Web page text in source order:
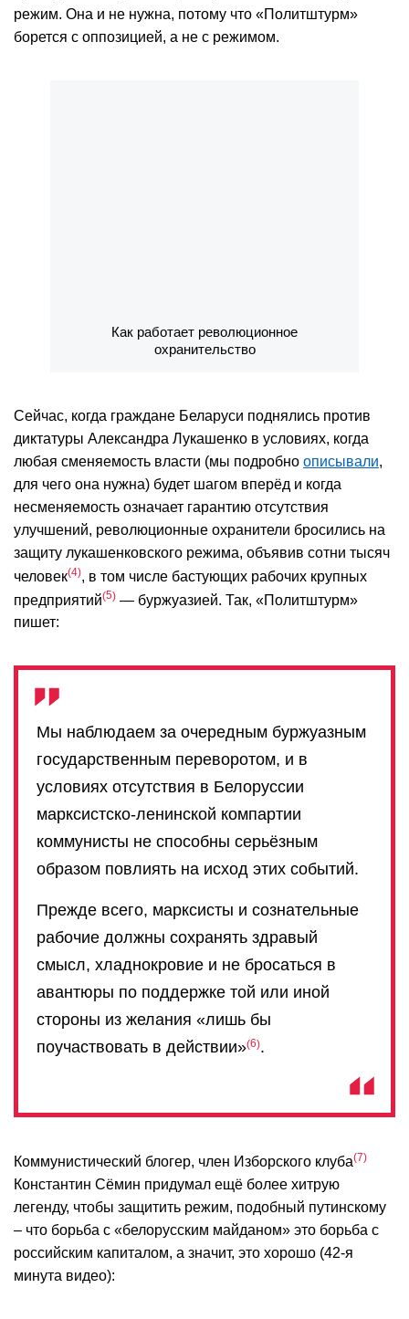
режим. Она и не нужна, потому что «Политштурм»
борется с оппозицией, а не с режимом.
Как работает революционное
охранительство
Сейчас, когда граждане Беларуси поднялись против
диктатуры Александра Лукашенко в условиях, когда
любая сменяемость власти (мы подробно описывали,
для чего она нужна) будет шагом вперёд и когда
несменяемость означает гарантию отсутствия
улучшений, революционные охранители бросились на
защиту лукашенковского режима, объявив сотни тысяч
человек 4 , в том числе бастующих рабочих крупных
предприятий 5
— буржуазией. Так, «Политштурм»
пишет:
Мы наблюдаем за очередным буржуазным
государственным переворотом, и в
условиях отсутствия в Белоруссии
марксистско-ленинской компартии
коммунисты не способны серьёзным
образом повлиять на исход этих событий.
Прежде всего, марксисты и сознательные
рабочие должны сохранять здравый
смысл, хладнокровие и не бросаться в
авантюры по поддержке той или иной
стороны из желания «лишь бы
поучаствовать в действии» 6 .
Коммунистический блогер, член Изборского клуба 7
Константин Сёмин придумал ещё более хитрую
легенду, чтобы защитить режим, подобный путинскому
– что борьба с «белорусским майданом» это борьба с
российским капиталом, а значит, это хорошо (42-я
минута видео):